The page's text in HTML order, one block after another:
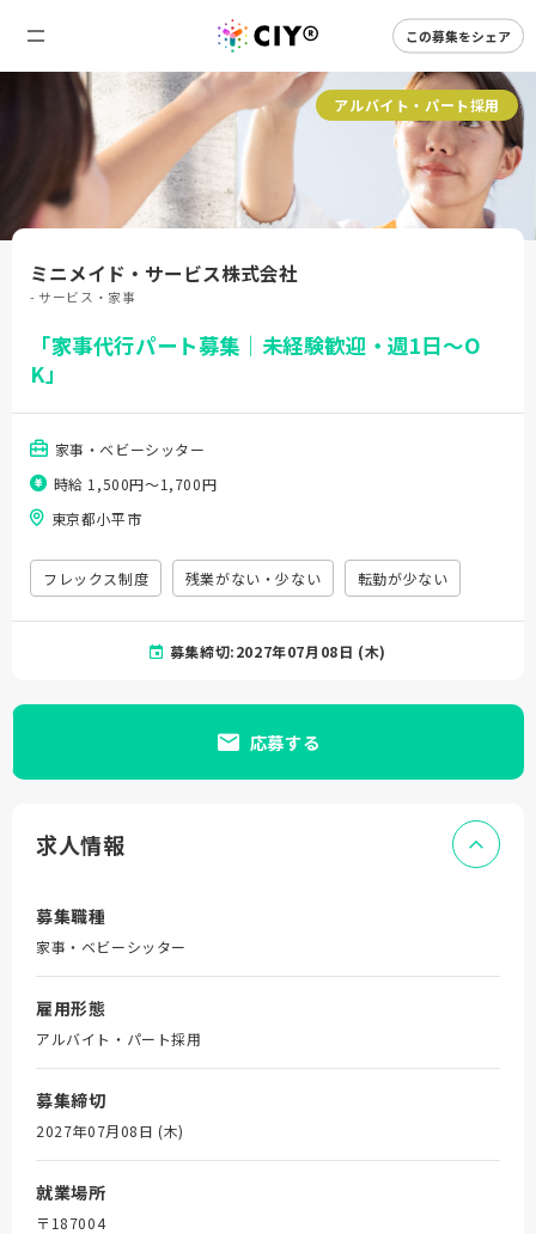
この募集をシェア
アルバイト・パート採用
ミニメイド・サービス株式会社
- サービス・家事
「家事代行パート募集｜未経験歓迎・週1日～O
K」
家事・ベビーシッター
時給 1,500円〜1,700円
東京都小平市
フレックス制度 残業がない・少ない 転勤が少ない
募集締切:2027年07月08日 (木)
応募する
求人情報
募集職種
家事・ベビーシッター
雇用形態
アルバイト・パート採用
募集締切
2027年07月08日 (木)
就業場所
〒187004